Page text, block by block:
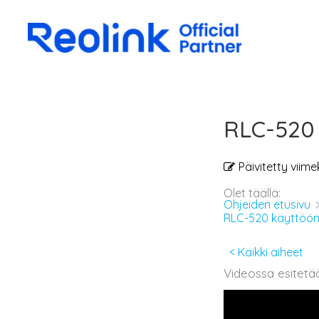
RLC-
Päivitetty
Olet täällä:
Ohjeiden etusivu
RLC-520
< Kaikki aiheet
Videossa